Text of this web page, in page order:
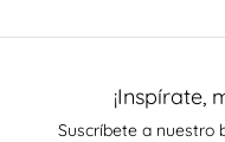
¡Inspírate,
Suscríbete a nuestro